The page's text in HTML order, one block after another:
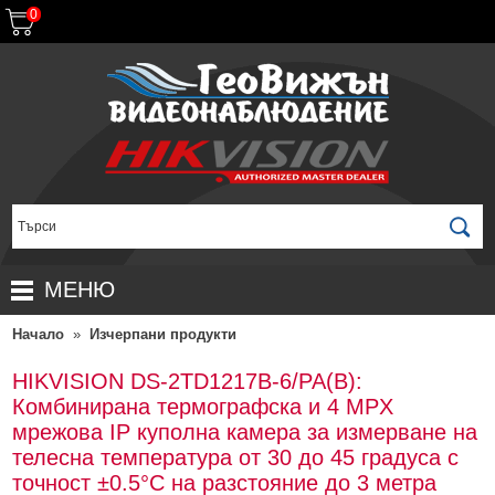
0
МЕНЮ
НАЧАЛО
ПРОДУКТИ
ПРОМОЦИИ
НОВИ ПРОДУКТИ
КОМПЛЕКТИ ЗА ВИДЕОНАБЛЮДЕНИЕ
ЗА ДИСТРИБУТОРИ
ГАРАНЦИОННИ УСЛОВИЯ
ДОСТАВКИ
Начало » Изчерпани продукти
HIKVISION DS-2TD1217B-6/PA(B):
Комбинирана термографска и 4 MPX
мрежова IP куполна камера за измерване на
телесна температура от 30 до 45 градуса с
точност ±0.5°С на разстояние до 3 метра